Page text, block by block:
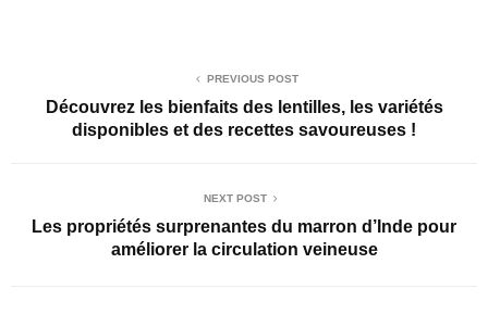
PREVIOUS POST
Découvrez les bienfaits des lentilles, les variétés
disponibles et des recettes savoureuses !
NEXT POST
Les propriétés surprenantes du marron d’Inde pour
améliorer la circulation veineuse